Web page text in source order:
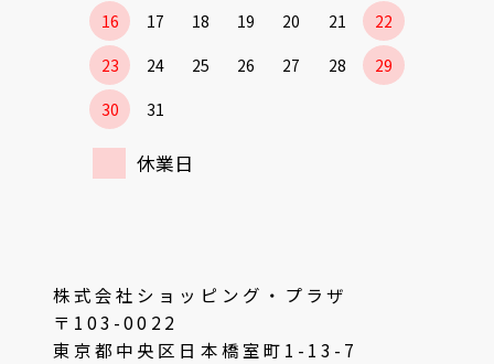
16
17 18 19 20 21
22
23
24 25 26 27 28
29
30
31
休業日
株式会社ショッピング・プラザ
〒103-0022
東京都中央区日本橋室町1-13-7